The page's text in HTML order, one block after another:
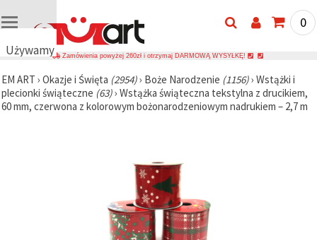
Używamy
cookie
🍪
Używamy
0
Zamówienia powyżej 260zł i otrzymaj DARMOWĄ WYSYŁKĘ!
EM ART › Okazje i Święta (2954)› Boże Narodzenie (1156)› Wstążki i
plecionki świąteczne (63)› Wstążka świąteczna tekstylna z drucikiem,
60 mm, czerwona z kolorowym bożonarodzeniowym nadrukiem – 2,7 m